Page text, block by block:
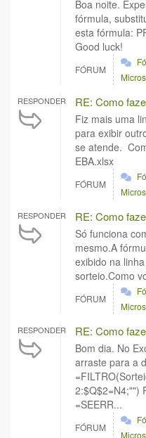
Boa noite.
fórmula,
esta fórmula:
Good luck!
FÓRUM
RESPONDER RE: Como
Fiz mais uma
para exibir
se atende.
EBA.xlsx
FÓRUM
RESPONDER RE: Como
Só funciona
mesmo.A
exibido na
sorteio.Como
FÓRUM
RESPONDER RE: Como
Bom dia. No
arraste para a
2:$Q$2=N4;"")
=SEERR...
FÓRUM